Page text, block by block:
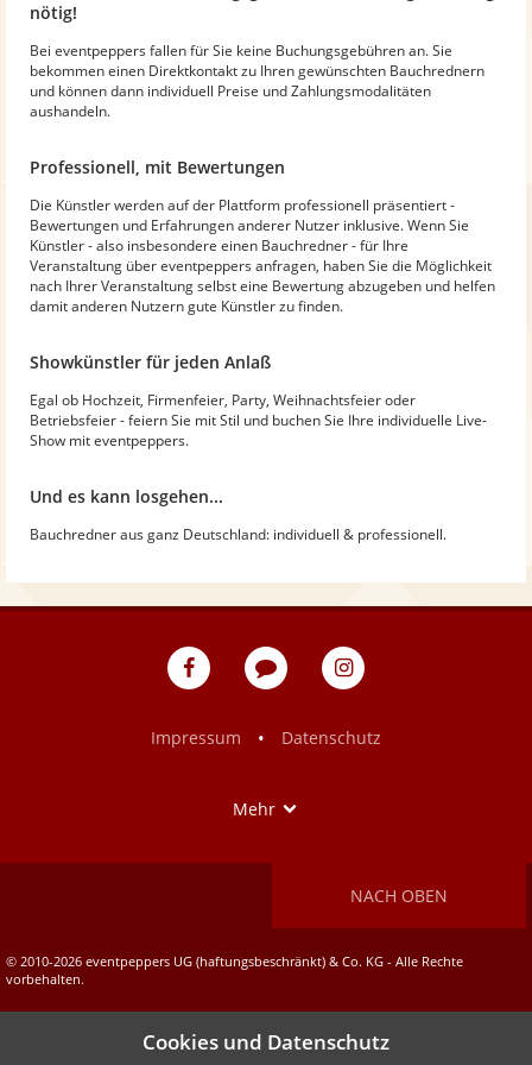
nötig!
Bei eventpeppers fallen für Sie keine Buchungsgebühren an. Sie
bekommen einen Direktkontakt zu Ihren gewünschten Bauchrednern
und können dann individuell Preise und Zahlungsmodalitäten
aushandeln.
Professionell, mit Bewertungen
Die Künstler werden auf der Plattform professionell präsentiert -
Bewertungen und Erfahrungen anderer Nutzer inklusive. Wenn Sie
Künstler - also insbesondere einen Bauchredner - für Ihre
Veranstaltung über eventpeppers anfragen, haben Sie die Möglichkeit
nach Ihrer Veranstaltung selbst eine Bewertung abzugeben und helfen
damit anderen Nutzern gute Künstler zu finden.
Showkünstler für jeden Anlaß
Egal ob Hochzeit, Firmenfeier, Party, Weihnachtsfeier oder
Betriebsfeier - feiern Sie mit Stil und buchen Sie Ihre individuelle Live-
Show mit eventpeppers.
Und es kann losgehen...
Bauchredner aus ganz Deutschland: individuell & professionell.
eventpeppers
Blog
eventpeppers
Impressum
• Datenschutz
Mehr
NACH OBEN
© 2010-2026 eventpeppers UG (haftungsbeschränkt) & Co. KG - Alle Rechte
vorbehalten.
Cookies und Datenschutz